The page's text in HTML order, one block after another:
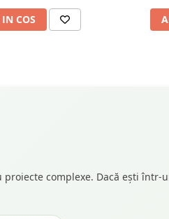
COS
complexe. Dacă ești într-